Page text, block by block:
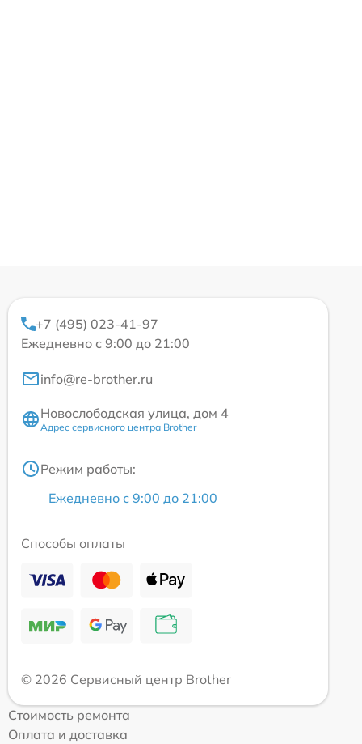
+7 (495) 023-41-97
Ежедневно с 9:00 до 21:00
info@re-brother.ru
Новослободская улица, дом 4
Адрес сервисного центра Brother
Режим работы:
Ежедневно с 9:00 до 21:00
Способы оплаты
© 2026 Сервисный центр Brother
Стоимость ремонта
Оплата и доставка